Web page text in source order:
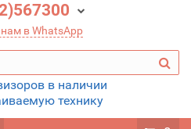
в WhatsApp
в наличии
технику